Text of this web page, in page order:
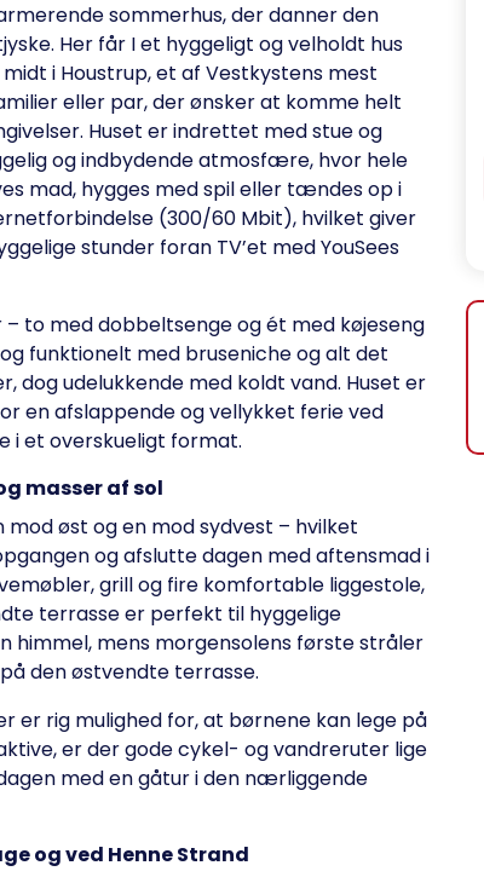
sommerhus, der danner den
Her får I et hyggeligt og velholdt hus
i Houstrup, et af Vestkystens mest
eller par, der ønsker at komme helt
Huset er indrettet med stue og
og indbydende atmosfære, hvor hele
mad, hygges med spil eller tændes op i
(300/60 Mbit), hvilket giver
stunder foran TV’et med YouSees
to med dobbeltsenge og ét med køjeseng
funktionelt med bruseniche og alt det
dog udelukkende med koldt vand. Huset er
en afslappende og vellykket ferie ved
i et overskueligt format.
masser af sol
øst og en mod sydvest – hvilket
og afslutte dagen med aftensmad i
grill og fire komfortable liggestole,
terrasse er perfekt til hyggelige
mens morgensolens første stråler
den østvendte terrasse.
er rig mulighed for, at børnene kan lege på
er der gode cykel- og vandreruter lige
med en gåtur i den nærliggende
og ved Henne Strand